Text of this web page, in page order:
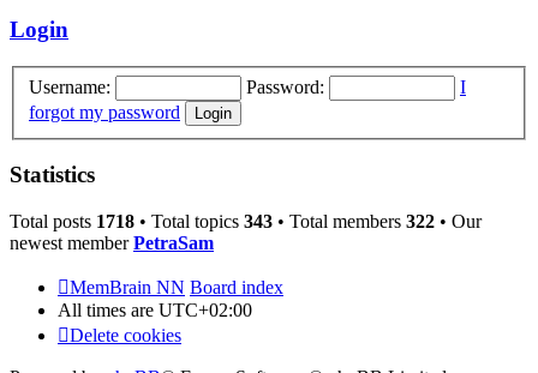
Login
Username: Password:
I
forgot my password
Statistics
Total posts 1718 • Total topics 343 • Total members 322 • Our
newest memberPetraSam
MemBrain NN Board index
All times are UTC+02:00
Delete cookies